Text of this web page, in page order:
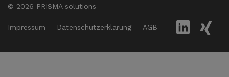
© 2026 PRISMA solutions
Impressum Datenschutzerklärung AGB